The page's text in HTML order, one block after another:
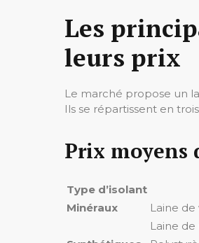
Les
leurs prix
Le marché propose un
Ils se répartissent en
Prix moyens
Type d’isolant
Minéraux
Laine de
Laine